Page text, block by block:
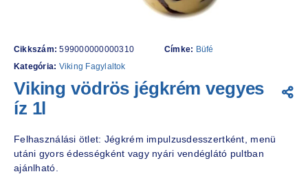
Cikkszám:599000000000310
Kategória: Viking Fagylaltok
Címke: Büfé
Viking vödrös jégkrém vegyes
íz 1l
Felhasználási ötlet: Jégkrém impulzusdesszertként, menü
utáni gyors édességként vagy nyári vendéglátó pultban
ajánlható.